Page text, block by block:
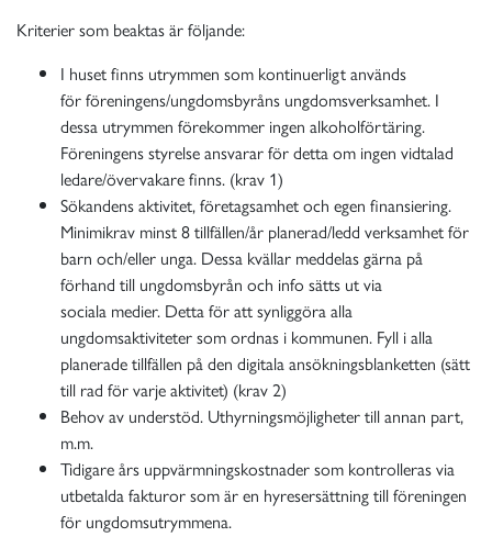
Kriterier som beaktas är följande:
I huset finns utrymmen som kontinuerligt används
för föreningens/ungdomsbyråns ungdomsverksamhet. I
dessa utrymmen förekommer ingen alkoholförtäring.
Föreningens styrelse ansvarar för detta om ingen vidtalad
ledare/övervakare finns. (krav 1)
Sökandens aktivitet, företagsamhet och egen finansiering.
Minimikrav minst 8 tillfällen/år planerad/ledd verksamhet för
barn och/eller unga. Dessa kvällar meddelas gärna på
förhand till ungdomsbyrån och info sätts ut via
sociala medier. Detta för att synliggöra alla
ungdomsaktiviteter som ordnas i kommunen. Fyll i alla
planerade tillfällen på den digitala ansökningsblanketten (sätt
till rad för varje aktivitet) (krav 2)
Behov av understöd. Uthyrningsmöjligheter till annan part,
m.m.
Tidigare års uppvärmningskostnader som kontrolleras via
utbetalda fakturor som är en hyresersättning till föreningen
för ungdomsutrymmena.